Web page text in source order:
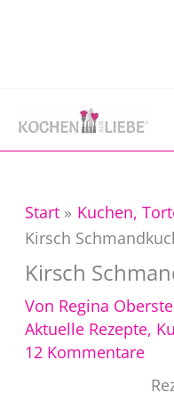
Start
Kuchen,
Kirsch
Kirsch
Von Regina
Aktuelle Rezepte,
12 Kommentare